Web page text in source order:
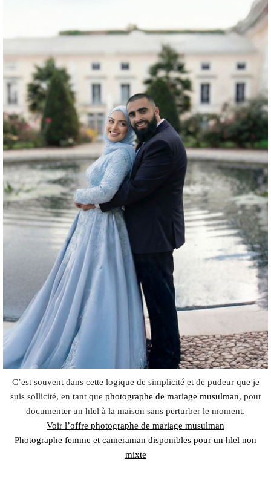
C’est souvent dans cette logique de simplicité et de pudeur que je
suis sollicité, en tant que photographe de mariage musulman, pour
documenter un hlel à la maison sans perturber le moment.
Voir l’offre photographe de mariage musulman
Photographe femme et cameraman disponibles pour un hlel non
mixte